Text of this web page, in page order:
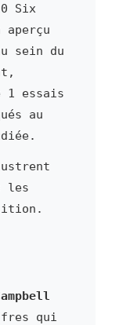
Six
sein du
1 essais
au
les
qui